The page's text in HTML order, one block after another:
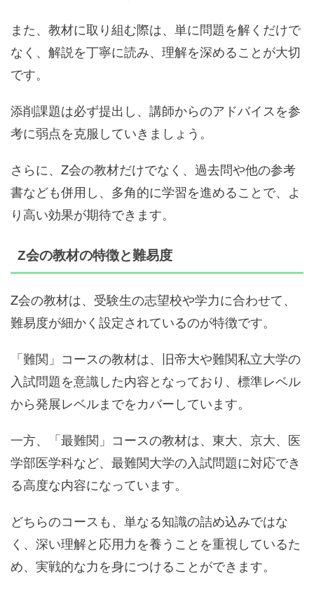
また、教材に取り組む際は、単に問題を解くだけで
なく、解説を丁寧に読み、理解を深めることが大切
です。
添削課題は必ず提出し、講師からのアドバイスを参
考に弱点を克服していきましょう。
さらに、Z会の教材だけでなく、過去問や他の参考
書なども併用し、多角的に学習を進めることで、よ
り高い効果が期待できます。
Z会の教材の特徴と難易度
Z会の教材は、受験生の志望校や学力に合わせて、
難易度が細かく設定されているのが特徴です。
「難関」コースの教材は、旧帝大や難関私立大学の
入試問題を意識した内容となっており、標準レベル
から発展レベルまでをカバーしています。
一方、「最難関」コースの教材は、東大、京大、医
学部医学科など、最難関大学の入試問題に対応でき
る高度な内容になっています。
どちらのコースも、単なる知識の詰め込みではな
く、深い理解と応用力を養うことを重視しているた
め、実戦的な力を身につけることができます。